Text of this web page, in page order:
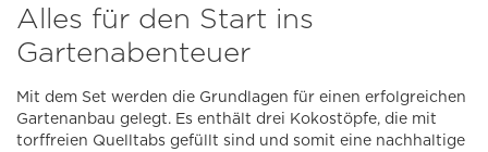
Alles für den Start ins
Gartenabenteuer
Mit dem Set werden die Grundlagen für einen erfolgreichen
Gartenanbau gelegt. Es enthält drei Kokostöpfe, die mit
torffreien Quelltabs gefüllt sind und somit eine nachhaltige